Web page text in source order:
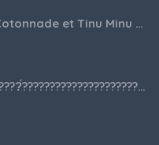
Patch Voile Brodé Cotonnade et Tinu Minu de l’Inde ???????? ????
???????????????????? ????́???????????????????????????????????????? à vendre